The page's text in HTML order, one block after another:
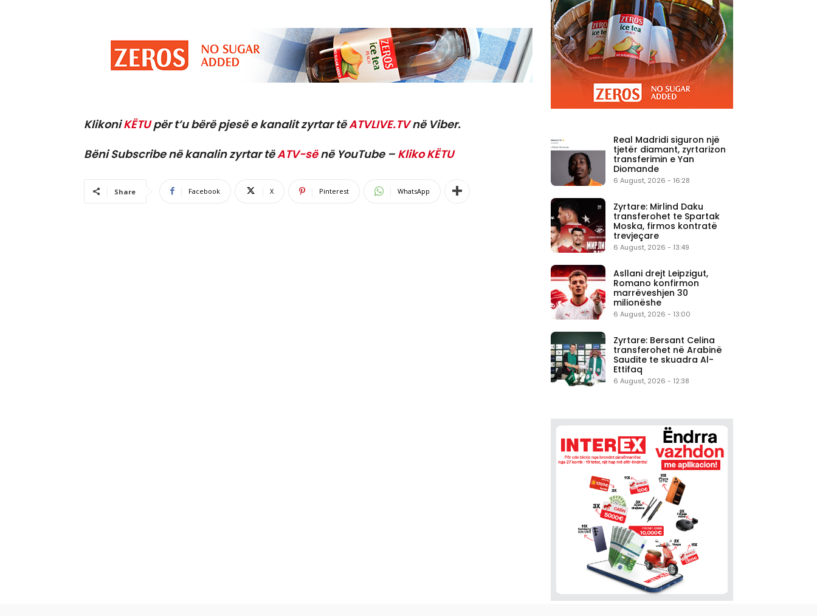
KlikoniKËTUpër t’u bërë pjesë e kanalit zyrtar tëATVLIVE.TVnë Viber.
Bëni Subscribe në kanalin zyrtar tëATV-sënë YouTube – Kliko KËTU
Share Facebook X Pinterest WhatsApp
Real Madridi siguron një
tjetër diamant, zyrtarizon
transferimin e Yan
Diomande
6 August, 2026 - 16:28
Zyrtare: Mirlind Daku
transferohet te Spartak
Moska, firmos kontratë
trevjeçare
6 August, 2026 - 13:49
Asllani drejt Leipzigut,
Romano konfirmon
marrëveshjen 30
milionëshe
6 August, 2026 - 13:00
Zyrtare: Bersant Celina
transferohet në Arabinë
Saudite te skuadra Al-
Ettifaq
6 August, 2026 - 12:38